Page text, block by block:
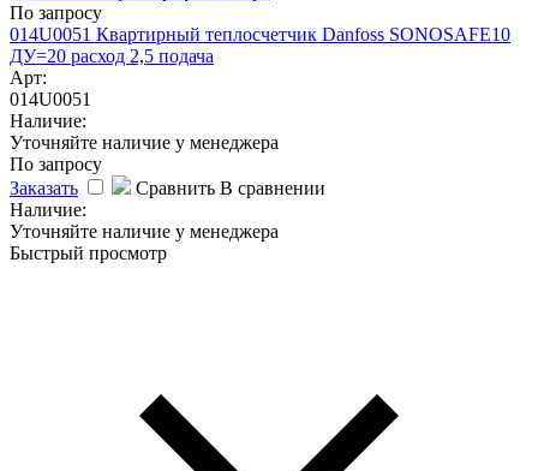
По запросу
014U0051 Квартирный теплосчетчик Danfoss SONOSAFE10
ДУ=20 расход 2,5 подача
Арт:
014U0051
Наличие:
Уточняйте наличие у менеджера
По запросу
Заказать
Сравнить В сравнении
Наличие:
Уточняйте наличие у менеджера
Быстрый просмотр